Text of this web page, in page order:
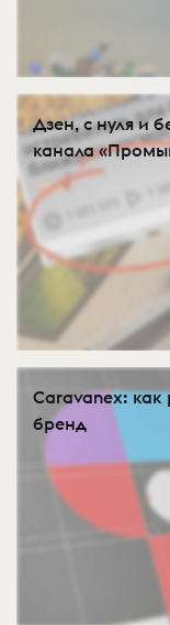
Дзен, с нуля и
канала
Caravanex: как
бренд